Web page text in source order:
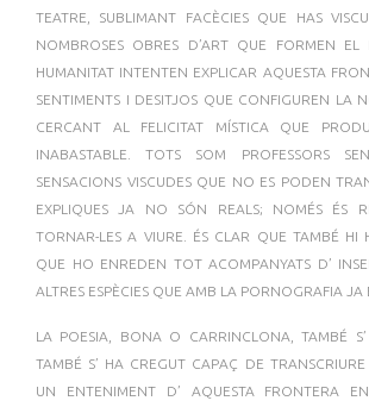
TEATRE, SUBLIMANT FACÈCIES QUE HAS
NOMBROSES OBRES D’ART QUE FORMEN
HUMANITAT INTENTEN EXPLICAR AQUESTA
SENTIMENTS I DESITJOS QUE CONFIGUREN LA
CERCANT AL FELICITAT MÍSTICA QUE
INABASTABLE. TOTS SOM PROFESSORS
SENSACIONS VISCUDES QUE NO ES PODEN
EXPLIQUES JA NO SÓN REALS; NOMÉS ÉS
TORNAR-LES A VIURE. ÉS CLAR QUE TAMBÉ HI
QUE HO ENREDEN TOT ACOMPANYATS D’
ALTRES ESPÈCIES QUE AMB LA PORNOGRAFIA JA
LA POESIA, BONA O CARRINCLONA, TAMBÉ
TAMBÉ S’ HA CREGUT CAPAÇ DE
UN ENTENIMENT D’ AQUESTA FRONTERA